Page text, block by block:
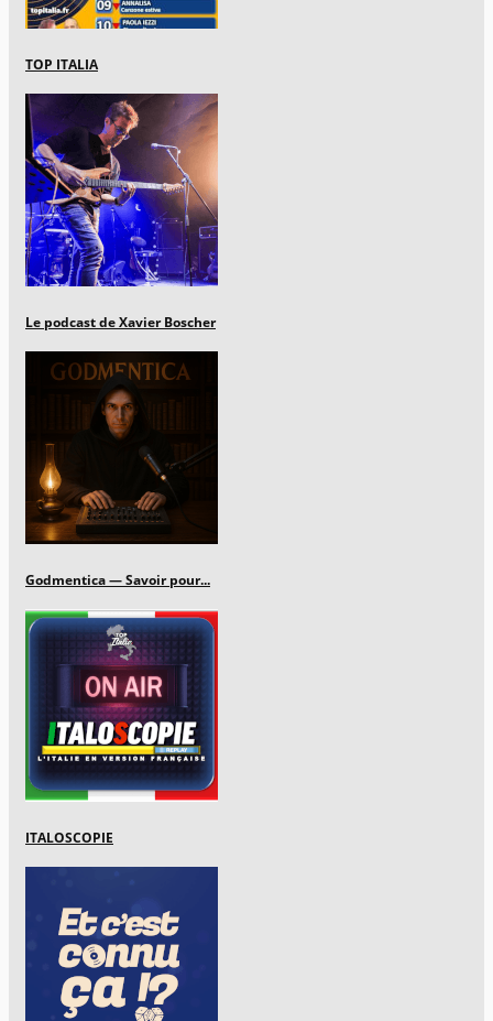
TOP ITALIA
Le podcast de Xavier Boscher
Godmentica — Savoir pour...
ITALOSCOPIE